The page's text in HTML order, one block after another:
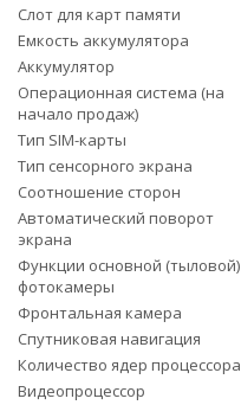
Слот для карт памяти
Емкость аккумулятора
Аккумулятор
Операционная система (на
начало продаж)
Тип SIM-карты
Тип сенсорного экрана
Соотношение сторон
Автоматический поворот
экрана
Функции основной (тыловой)
фотокамеры
Фронтальная камера
Спутниковая навигация
Количество ядер процессора
Видеопроцессор